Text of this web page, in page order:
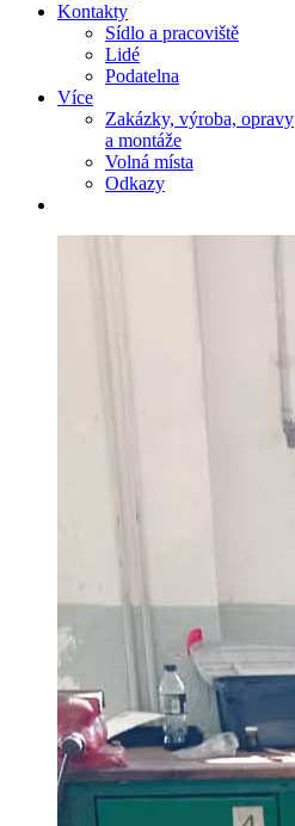
Kontakty
Sídlo a pracoviště
Lidé
Podatelna
Více
Zakázky, výroba, opravy
a montáže
Volná místa
Odkazy